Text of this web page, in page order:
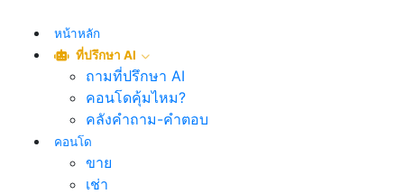
หน้าหลัก
ที่ปรึกษา AI
ถามที่ปรึกษา AI
คอนโดคุ้มไหม?
คลังคำถาม-คำตอบ
คอนโด
ขาย
เช่า